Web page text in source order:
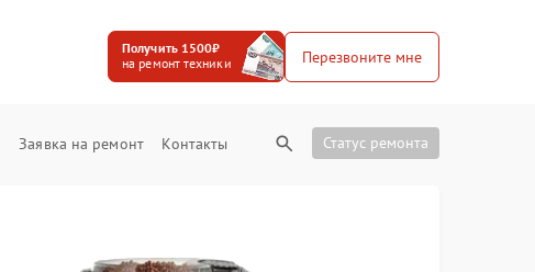
Получить 1500₽
на ремонт техники
Перезвоните мне
Заявка на ремонт Контакты Статус ремонта